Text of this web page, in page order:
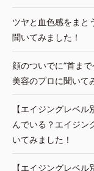
ツヤと血色感をまと
聞いてみました！
顔のついでに“首ま
美容のプロに聞いて
【エイジングレベ
んでいる？エイジン
いてみました！
【エイジングレベ